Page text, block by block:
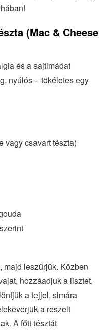
(Mac & Cheese
és a sajtimádat
nyúlós – tökéletes egy
vagy csavart tészta)
majd leszűrjük. Közben
hozzáadjuk a lisztet,
a tejjel, simára
a reszelt
A főtt tésztát